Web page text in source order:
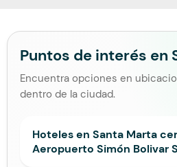
Puntos de interés en
Encuentra opciones en
dentro de la ciudad.
Hoteles en Santa Marta
Aeropuerto Simón Bolivar